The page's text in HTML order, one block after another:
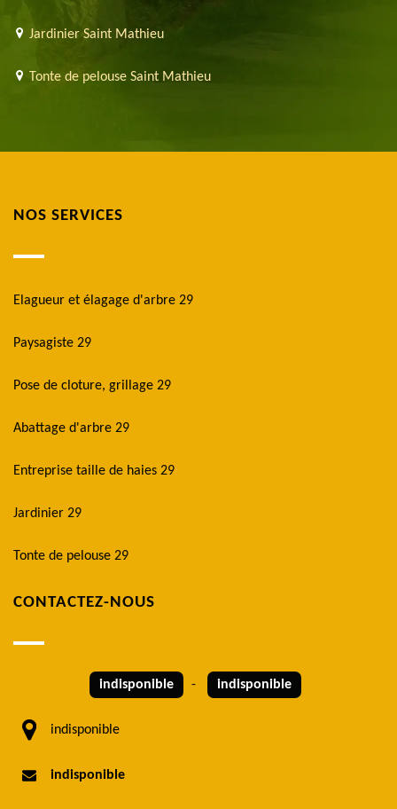
Jardinier Saint Mathieu
Tonte de pelouse Saint Mathieu
NOS SERVICES
Elagueur et élagage d'arbre 29
Paysagiste 29
Pose de cloture, grillage 29
Abattage d'arbre 29
Entreprise taille de haies 29
Jardinier 29
Tonte de pelouse 29
CONTACTEZ-NOUS
indisponible - indisponible
indisponible
indisponible